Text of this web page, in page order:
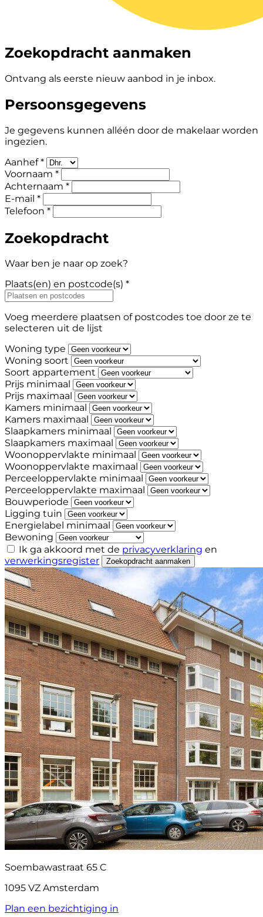
Zoekopdracht aanmaken
Ontvang als eerste nieuw aanbod in je inbox.
Persoonsgegevens
Je gegevens kunnen alléén door de makelaar worden
ingezien.
Aanhef *
Voornaam *
Achternaam *
E-mail *
Telefoon *
Zoekopdracht
Waar ben je naar op zoek?
Plaats(en) en postcode(s) *
Voeg meerdere plaatsen of postcodes toe door ze te
selecteren uit de lijst
Woning type
Woning soort
Soort appartement
Prijs minimaal
Prijs maximaal
Kamers minimaal
Kamers maximaal
Slaapkamers minimaal
Slaapkamers maximaal
Woonoppervlakte minimaal
Woonoppervlakte maximaal
Perceeloppervlakte minimaal
Perceeloppervlakte maximaal
Bouwperiode
Ligging tuin
Energielabel minimaal
Bewoning
Ik ga akkoord met de privacyverklaring en
verwerkingsregister
Zoekopdracht aanmaken
Soembawastraat 65 C
1095 VZ Amsterdam
Plan een bezichtiging in